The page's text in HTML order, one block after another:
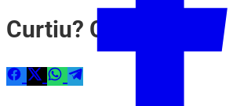
Curtiu? Compartilhe